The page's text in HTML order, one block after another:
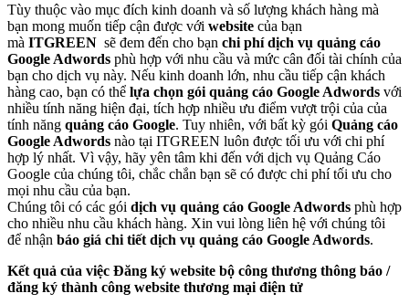
Tùy thuộc vào mục đích kinh doanh và số lượng khách hàng mà
bạn mong muốn tiếp cận được với website của bạn
mà ITGREEN sẽ đem đến cho bạn chi phí dịch vụ quảng cáo
Google Adwords phù hợp với nhu cầu và mức cân đối tài chính của
bạn cho dịch vụ này. Nếu kinh doanh lớn, nhu cầu tiếp cận khách
hàng cao, bạn có thể lựa chọn gói quảng cáo Google Adwords với
nhiều tính năng hiện đại, tích hợp nhiều ưu điểm vượt trội của của
tính năng quảng cáo Google. Tuy nhiên, với bất kỳ gói Quảng cáo
Google Adwords nào tại ITGREEN luôn được tối ưu với chi phí
hợp lý nhất. Vì vậy, hãy yên tâm khi đến với dịch vụ Quảng Cáo
Google của chúng tôi, chắc chắn bạn sẽ có được chi phí tối ưu cho
mọi nhu cầu của bạn.
Chúng tôi có các gói dịch vụ quảng cáo Google Adwords phù hợp
cho nhiều nhu cầu khách hàng. Xin vui lòng liên hệ với chúng tôi
để nhận báo giá chi tiết dịch vụ quảng cáo Google Adwords.
Kết quả của việc Đăng ký website bộ công thương thông báo /
đăng ký thành công website thương mại điện tử